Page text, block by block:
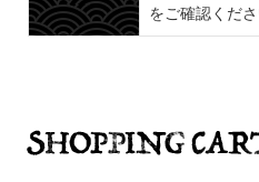
をご確認くださ